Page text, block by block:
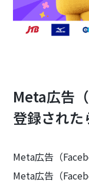
Meta広告
登録され
Meta広告（
Meta広告（